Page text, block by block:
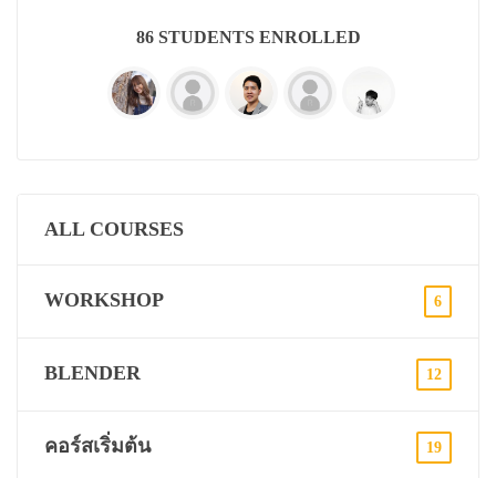
86 STUDENTS ENROLLED
ALL COURSES
WORKSHOP 6
BLENDER 12
คอร์สเริ่มต้น 19